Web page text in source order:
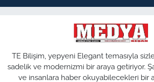
TE Bilişim, yepyeni Elegant temasıyla
sadelik ve modernizmi bir araya getiriyor.
ve insanlara haber okuyabilecekleri bir